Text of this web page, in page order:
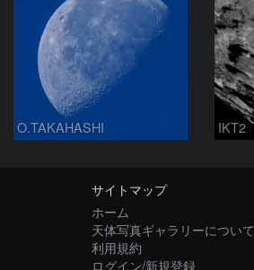
O.TAKAHASHI IKT2
サイトマップ
ホーム
天体写真ギャラリーについて
利用規約
ログイン/新規登録